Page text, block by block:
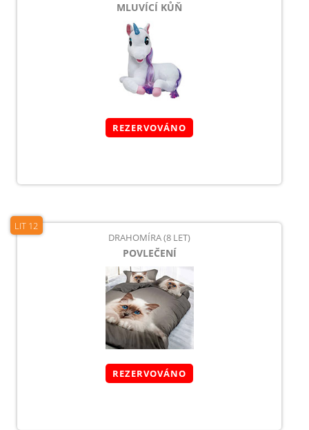
MLUVÍCÍ KŮŇ
REZERVOVÁNO
LIT 12
DRAHOMÍRA (8 LET)
POVLEČENÍ
REZERVOVÁNO